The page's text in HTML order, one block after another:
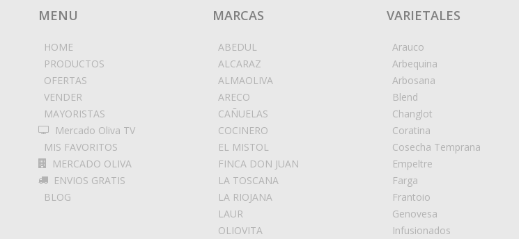
MENU
HOME
PRODUCTOS
OFERTAS
VENDER
MAYORISTAS
Mercado Oliva TV
MIS FAVORITOS
MERCADO OLIVA
ENVIOS GRATIS
BLOG
MARCAS
ABEDUL
ALCARAZ
ALMAOLIVA
ARECO
CAÑUELAS
COCINERO
EL MISTOL
FINCA DON JUAN
LA TOSCANA
LA RIOJANA
LAUR
OLIOVITA
VARIETALES
Arauco
Arbequina
Arbosana
Blend
Changlot
Coratina
Cosecha Temprana
Empeltre
Farga
Frantoio
Genovesa
Infusionados